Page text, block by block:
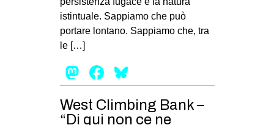
istintuale. Sappiamo che può
portare lontano. Sappiamo che, tra
le […]
Mastodon
Facebook
West Climbing Bank –
“Di qui non ce ne